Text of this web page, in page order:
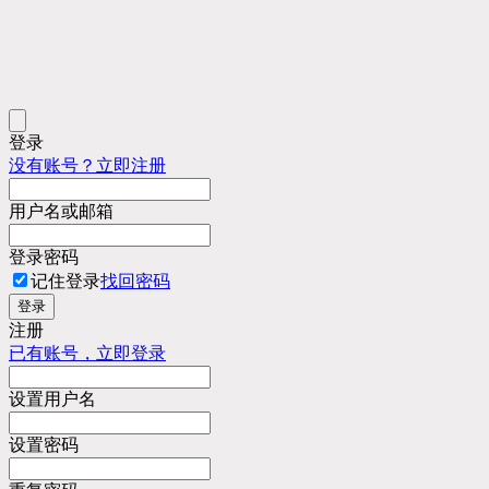
登录
没有账号？立即注册
用户名或邮箱
登录密码
记住登录找回密码
登录
注册
已有账号，立即登录
设置用户名
设置密码